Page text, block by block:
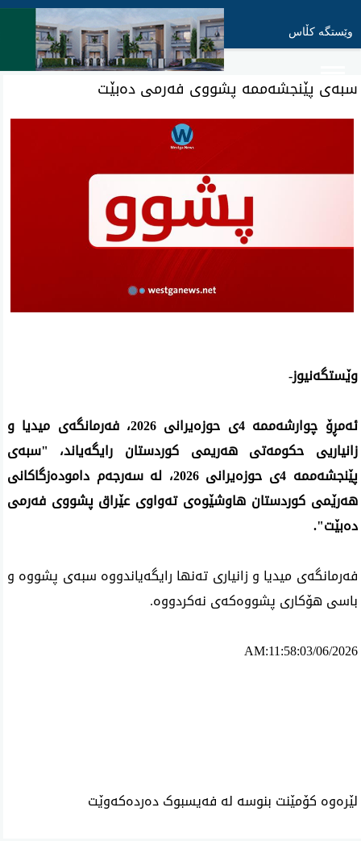
وێستگە کڵاس
سبەی پێنجشەممە پشووی فەرمی دەبێت
وێستگەنیوز-
دەبێت".
باسی هۆکاری پشووەکەی نەکردووە.
AM:11:58:03/06/2026
لێرەوە کۆمێنت بنوسە لە فەیسبوک دەردەکەوێت